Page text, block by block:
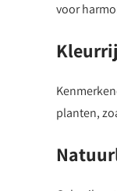
voor
planten,